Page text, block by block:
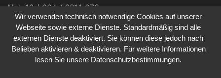
M + 43 / 664 / 2014 076
E-Mail:office@communications.co.at
Homepage:www.communications.co.at
UID: ATU 811 196 56
Wir verwenden technisch notwendige Cookies auf unserer
Webseite sowie externe Dienste. Standardmäßig sind alle
externen Dienste deaktiviert. Sie können diese jedoch nach
Belieben aktivieren & deaktivieren. Für weitere Informationen
lesen Sie unsere Datenschutzbestimmungen.